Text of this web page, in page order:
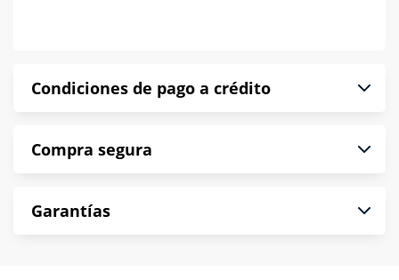
Condiciones de pago a crédito
puntualmente. Al finalizar tu compra generas el
*Sujeto a aprobación de crédito conforme a
norma de Muebles América.
Compra segura
compra es segura de principio a fin.
Garantías